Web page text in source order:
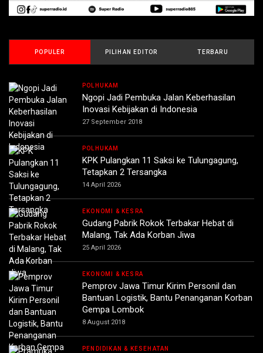
POPULER PILIHAN EDITOR TERBARU
POLHUKAM
Ngopi Jadi Pembuka Jalan Keberhasilan
Inovasi Kebijakan di Indonesia
27 September 2018
POLHUKAM
KPK Pulangkan 11 Saksi ke Tulungagung,
Tetapkan 2 Tersangka
14 April 2026
EKONOMI & KESRA
Gudang Pabrik Rokok Terbakar Hebat di
Malang, Tak Ada Korban Jiwa
25 April 2026
EKONOMI & KESRA
Pemprov Jawa Timur Kirim Personil dan
Bantuan Logistik, Bantu Penanganan Korban
Gempa Lombok
8 August 2018
PENDIDIKAN & KESEHATAN